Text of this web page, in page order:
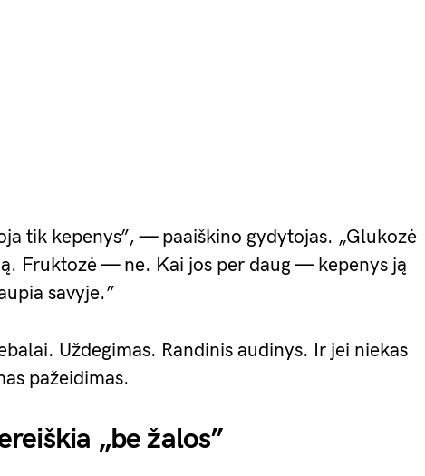
tik kepenys”, — paaiškino gydytojas. „Glukozė
Fruktozė — ne. Kai jos per daug — kepenys ją
savyje.”
Uždegimas. Randinis audinys. Ir jei niekas
pažeidimas.
„be žalos”